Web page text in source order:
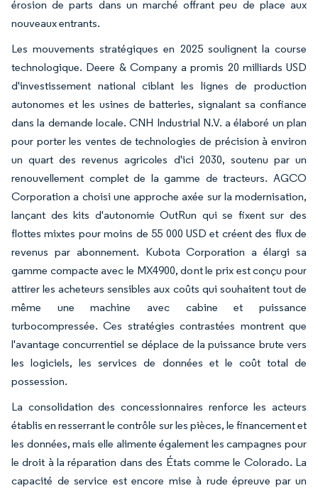
érosion de parts dans un marché offrant peu de place aux
nouveaux entrants.
Les mouvements stratégiques en 2025 soulignent la course
technologique. Deere & Company a promis 20 milliards USD
d'investissement national ciblant les lignes de production
autonomes et les usines de batteries, signalant sa confiance
dans la demande locale. CNH Industrial N.V. a élaboré un plan
pour porter les ventes de technologies de précision à environ
un quart des revenus agricoles d'ici 2030, soutenu par un
renouvellement complet de la gamme de tracteurs. AGCO
Corporation a choisi une approche axée sur la modernisation,
lançant des kits d'autonomie OutRun qui se fixent sur des
flottes mixtes pour moins de 55 000 USD et créent des flux de
revenus par abonnement. Kubota Corporation a élargi sa
gamme compacte avec le MX4900, dont le prix est conçu pour
attirer les acheteurs sensibles aux coûts qui souhaitent tout de
même une machine avec cabine et puissance
turbocompressée. Ces stratégies contrastées montrent que
l'avantage concurrentiel se déplace de la puissance brute vers
les logiciels, les services de données et le coût total de
possession.
La consolidation des concessionnaires renforce les acteurs
établis en resserrant le contrôle sur les pièces, le financement et
les données, mais elle alimente également les campagnes pour
le droit à la réparation dans des États comme le Colorado. La
capacité de service est encore mise à rude épreuve par un